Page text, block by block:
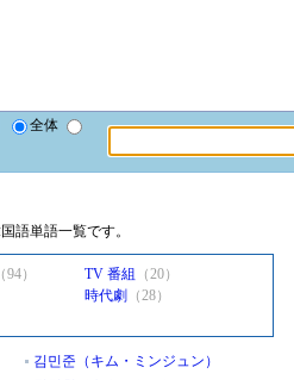
全体
語単語一覧です。
（94） TV 番組
（20）
時代劇
（28）
김민준（キム・ミンジュン）